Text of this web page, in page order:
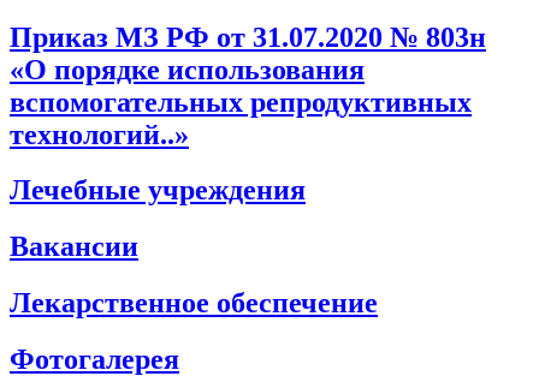
Приказ МЗ РФ от 31.07.2020 № 803н
«О порядке использования
вспомогательных репродуктивных
технологий..»
Лечебные учреждения
Вакансии
Лекарственное обеспечение
Фотогалерея